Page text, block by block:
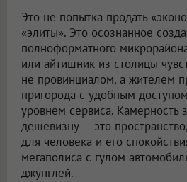
Это не попытка продать
«элиты». Это осознанное
полноформатного
или айтишник из столицы
не провинциалом, а жителем
пригорода с удобным
уровнем сервиса. Камерность
дешевизну — это
для человека и его
мегаполиса с гулом
джунглей.